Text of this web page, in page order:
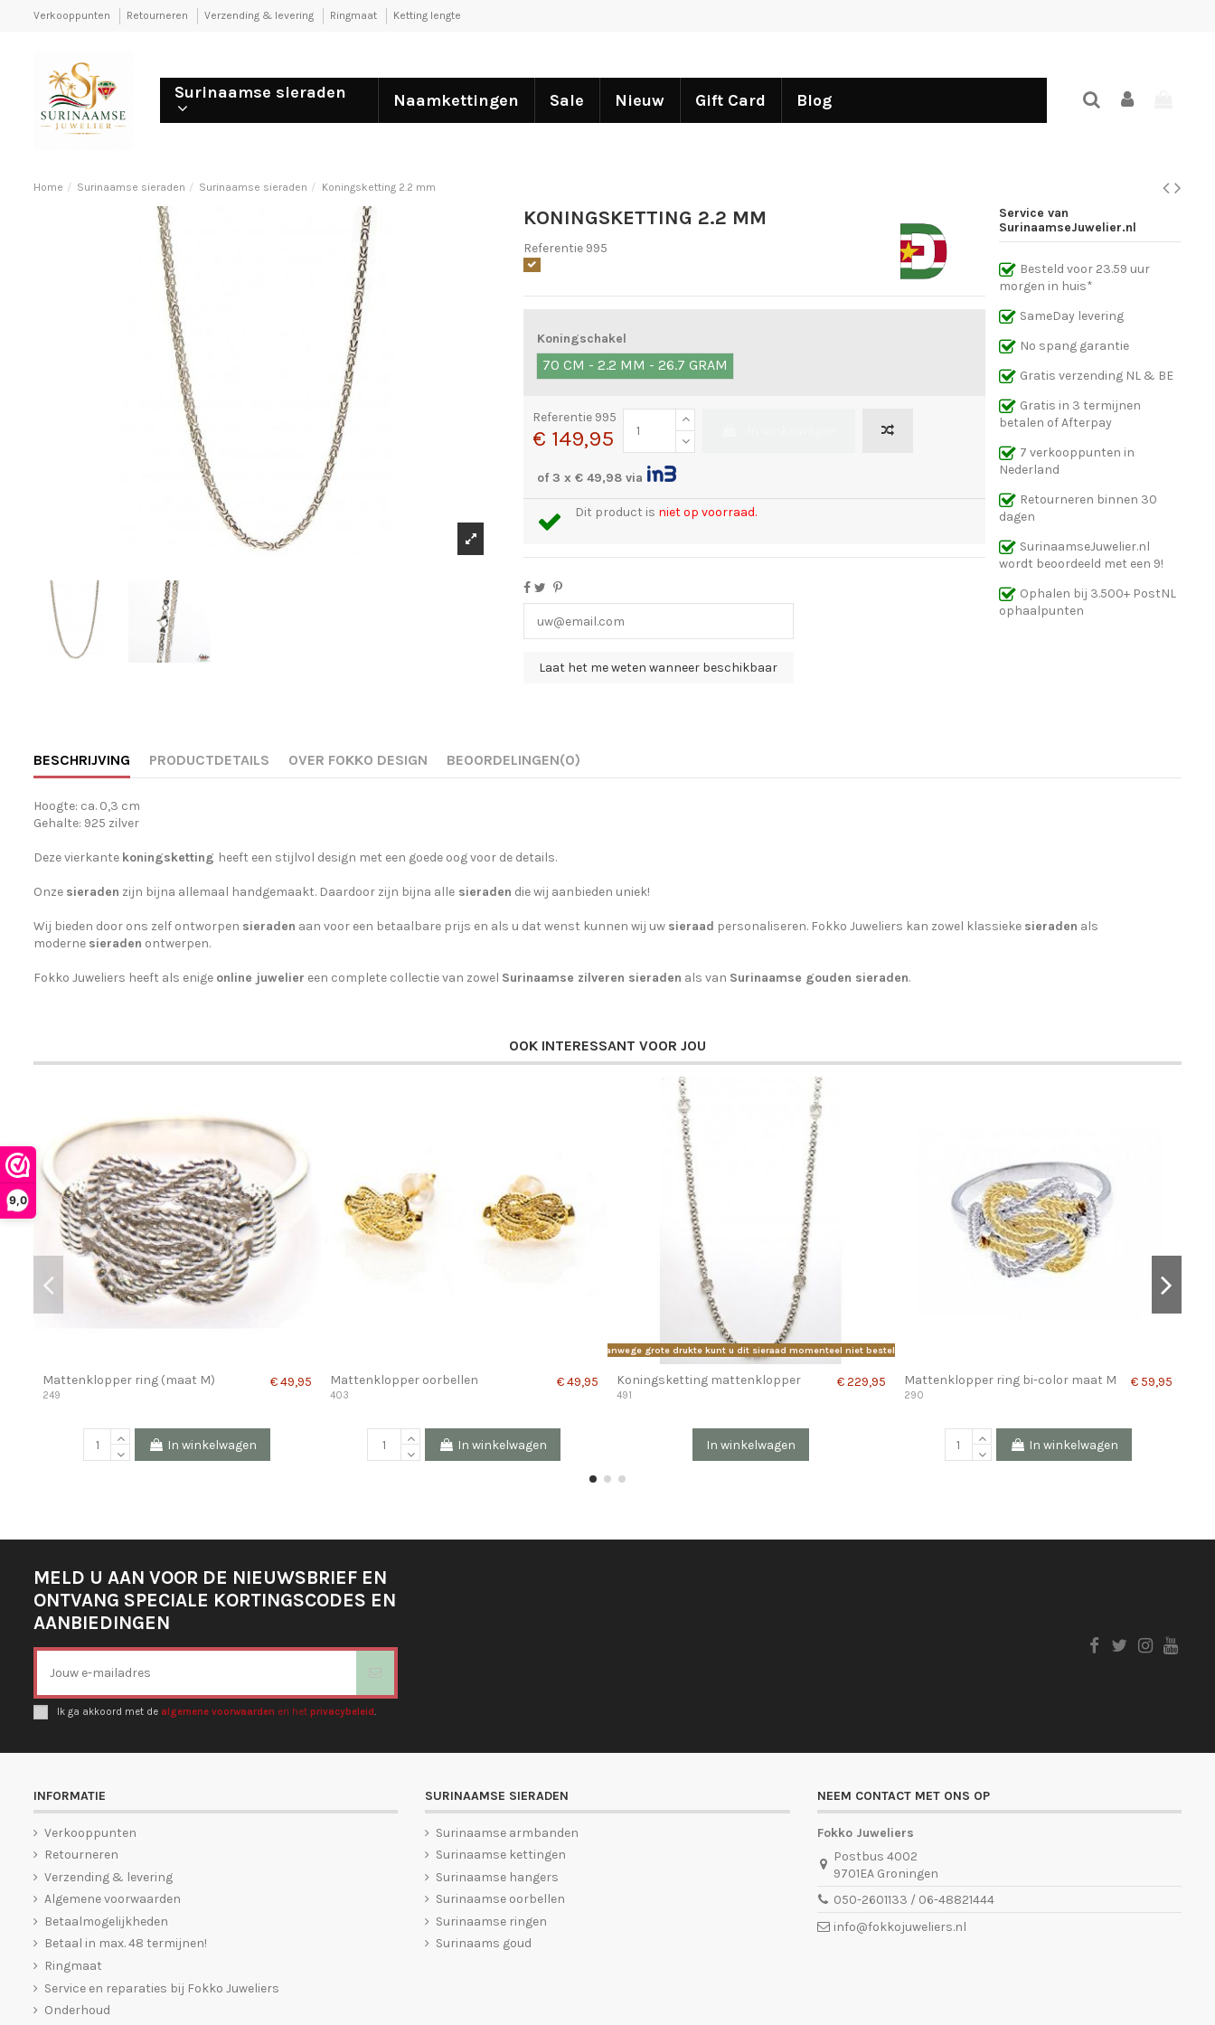
9,0
Verkooppunten Retourneren Verzending & levering Ringmaat Ketting lengte
Surinaamse sieraden Naamkettingen Sale Nieuw Gift Card Blog
Home Surinaamse sieraden Surinaamse sieraden Koningsketting 2.2 mm
KONINGSKETTING 2.2 MM
Referentie 995
Koningschakel
70 CM - 2.2 MM - 26.7 GRAM
Referentie 995
€ 149,95
of 3 x € 49,98 via
Dit product is niet op voorraad.
Service van
SurinaamseJuwelier.nl
Besteld voor 23.59 uur
morgen in huis*
SameDay levering
No spang garantie
Gratis verzending NL & BE
Gratis in 3 termijnen
betalen of Afterpay
7 verkooppunten in
Nederland
Retourneren binnen 30
dagen
SurinaamseJuwelier.nl
wordt beoordeeld met een 9!
Ophalen bij 3.500+ PostNL
ophaalpunten
BESCHRIJVING PRODUCTDETAILS OVER FOKKO DESIGN BEOORDELINGEN(0)
Hoogte: ca. 0,3 cm
Gehalte: 925 zilver
Deze vierkante koningsketting heeft een stijlvol design met een goede oog voor de details.
Onze sieraden zijn bijna allemaal handgemaakt. Daardoor zijn bijna alle sieraden die wij aanbieden uniek!
Wij bieden door ons zelf ontworpen sieraden aan voor een betaalbare prijs en als u dat wenst kunnen wij uw sieraad personaliseren. Fokko Juweliers kan zowel klassieke sieraden als
moderne sieraden ontwerpen.
Fokko Juweliers heeft als enige online juwelier een complete collectie van zowel Surinaamse zilveren sieraden als van Surinaamse gouden sieraden.
OOK INTERESSANT VOOR JOU
Mattenklopper ring (maat M)
249
€ 49,95
In winkelwagen
Mattenklopper oorbellen
403
€ 49,95
In winkelwagen
Vanwege grote drukte kunt u dit sieraad momenteel niet bestellen.
Koningsketting mattenklopper
491
€ 229,95
In winkelwagen
Mattenklopper ring bi-color maat M
290
€ 59,95
In winkelwagen
MELD U AAN VOOR DE NIEUWSBRIEF EN
ONTVANG SPECIALE KORTINGSCODES EN
AANBIEDINGEN
Ik ga akkoord met de algemene voorwaarden en het privacybeleid.
INFORMATIE
Verkooppunten
Retourneren
Verzending & levering
Algemene voorwaarden
Betaalmogelijkheden
Betaal in max. 48 termijnen!
Ringmaat
Service en reparaties bij Fokko Juweliers
Onderhoud
SURINAAMSE SIERADEN
Surinaamse armbanden
Surinaamse kettingen
Surinaamse hangers
Surinaamse oorbellen
Surinaamse ringen
Surinaams goud
NEEM CONTACT MET ONS OP
Fokko Juweliers
Postbus 4002
9701EA Groningen
050-2601133 / 06-48821444
info@fokkojuweliers.nl